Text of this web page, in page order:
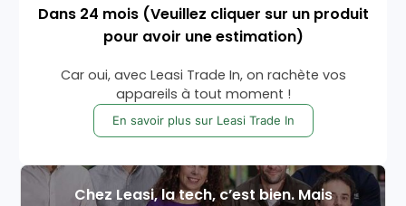
Dans 24 mois (Veuillez cliquer sur un produit
pour avoir une estimation)
Car oui, avec Leasi Trade In, on rachète vos
appareils à tout moment !
En savoir plus sur Leasi Trade In
Chez Leasi, la tech, c’est bien. Mais